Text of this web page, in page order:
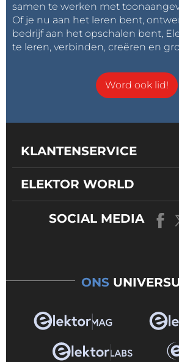
samen te werken met
Of je nu aan het leren bent,
bedrijf aan het opschalen bent,
te leren, verbinden, creëren en
Word ook lid!
KLANTENSERVICE
ELEKTOR WORLD
SOCIAL MEDIA
ONS